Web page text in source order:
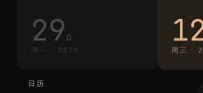
296
· 2026 周三 ·
日历
日历